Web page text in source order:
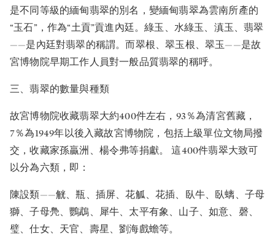
是不同等級的緬甸翡翠的別名，變緬甸翡翠為雲南所產的
“玉石”，作為“土貢”貢進內廷。綠玉、水綠玉、滇玉、翡翠
——是內廷對翡翠的稱謂。而翠根、翠玉根、翠玉——是故
宮博物院早期工作人員對一般品質翡翠的稱呼。
三、翡翠的數量與種類
故宮博物院收藏翡翠大約400件左右，93％為清宮舊藏，
7％為1949年以後入藏故宮博物院，包括上級單位文物局撥
交，收藏家孫贏洲、楊令弗等捐獻。 這400件翡翠大致可
以分為六類，即：
陳設類——觥、瓶、插屏、花觚、花插、臥牛、臥螭、子母
獅、子母鳧、鸚鵡、犀牛、太平有象、山子、如意、磬、
璧、仕女、天官、壽星、劉海戲蟾等。